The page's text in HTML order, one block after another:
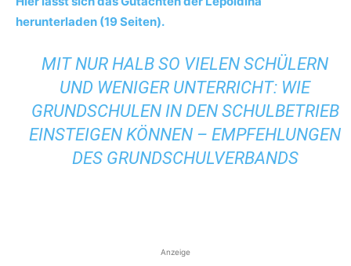
herunterladen (19 Seiten).
MIT NUR HALB SO VIELEN SCHÜLERN
UND WENIGER UNTERRICHT: WIE
GRUNDSCHULEN IN DEN SCHULBETRIEB
EINSTEIGEN KÖNNEN – EMPFEHLUNGEN
DES GRUNDSCHULVERBANDS
Anzeige